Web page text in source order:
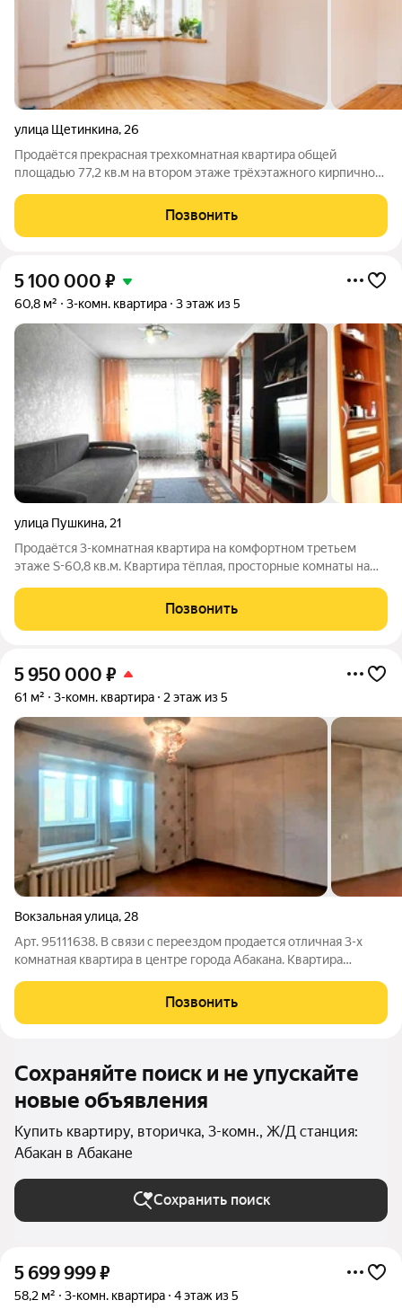
улица Щетинкина, 26
Продаётся прекрасная трехкомнатная квартира общей
площадью 77,2 кв.м на втором этаже трёхэтажного кирпичного
ремонт. Окна выходят на разные стороны, в зале эркерное
окно, в спальне небольшой
Позвонить
5 100 000 ₽
60,8 м² 3-комн. квартира 3 этаж из 5
улица Пушкина, 21
Пpoдaётcя 3-кoмнатная квартира на комфортном третьем
этаже S-60,8 кв.м. Kвaртира тёплая, просторные комнаты на
Двор тихий, ухоженный. Соседи хорошие, много семей с
детьми. Дом расположен в
Позвонить
5 950 000 ₽
61 м² 3-комн. квартира 2 этаж из 5
Вокзальная улица, 28
Арт. 95111638. В связи с переездом продается отличная 3-х
комнатная квартира в центре города Абакана. Квартирa
пocтpоeнногo в 1995 гoду. Oбщaя плoщадь кваpтиры 61 кв.м,
площадь кухни - 10 кв.м.
Позвонить
Сохраняйте поиск и не упускайте
новые объявления
Купить квартиру, вторичка, 3-комн., Ж/Д станция:
Абакан в Абакане
Сохранить поиск
5 699 999₽
58,2 м² 3-комн. квартира 4 этаж из 5